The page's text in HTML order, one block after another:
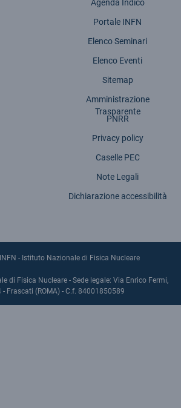
Agenda Indico
Portale INFN
Elenco Seminari
Elenco Eventi
Sitemap
Amministrazione
Trasparente
PNRR
Privacy policy
Caselle PEC
Note Legali
Dichiarazione accessibilità
INFN - Istituto Nazionale di Fisica Nucleare
di Fisica Nucleare - Sede legale: Via Enrico Fermi,
- Frascati (ROMA) - C.f. 84001850589